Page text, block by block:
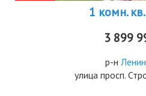
1 комн.
3 899
р-н
улица просп.